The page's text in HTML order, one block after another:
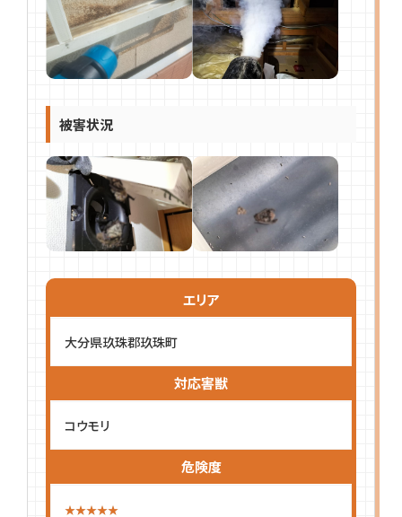
被害状況
エリア
大分県玖珠郡玖珠町
対応害獣
コウモリ
危険度